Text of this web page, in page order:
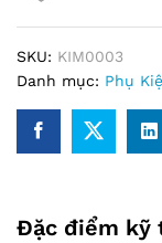
SKU: KIM0003
Danh mục: Phụ
Đặc điểm kỹ